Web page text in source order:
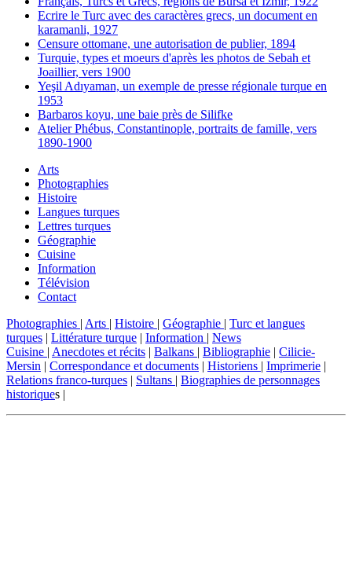
Ecrire le Turc avec des caractères grecs, un document en
karamanli, 1927
Censure ottomane, une autorisation de publier, 1894
Turquie, types et moeurs d'après les photos de Sebah et
Joaillier, vers 1900
Yeşil Adıyaman, un exemple de presse régionale turque en
1953
Barbaros koyu, une baie près de Silifke
Atelier Phébus, Constantinople, portraits de famille, vers
1890-1900
Arts
Photographies
Histoire
Langues turques
Lettres turques
Géographie
Cuisine
Information
Télévision
Contact
Photographies | Arts | Histoire | Géographie | Turc et langues
turques | Littérature turque | Information | News
Cuisine | Anecdotes et récits | Balkans | Bibliographie | Cilicie-
Mersin | Correspondance et documents | Historiens | Imprimerie |
Relations franco-turques | Sultans | Biographies de personnages
historiques |